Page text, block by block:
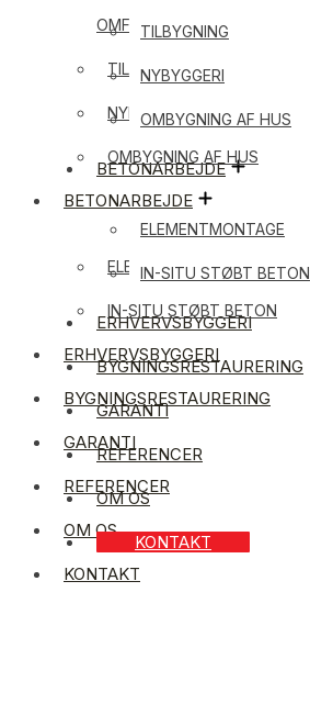
TILBYGNING
NYBYGGERI
OMBYGNING AF HUS
BETONARBEJDE
ELEMENTMONTAGE
IN-SITU STØBT BETON
ERHVERVSBYGGERI
BYGNINGSRESTAURERING
GARANTI
REFERENCER
OM OS
KONTAKT
OMFUGNING
TILBYGNING
NYBYGGERI
OMBYGNING AF HUS
BETONARBEJDE
ELEMENTMONTAGE
IN-SITU STØBT BETON
ERHVERVSBYGGERI
BYGNINGSRESTAURERING
GARANTI
REFERENCER
OM OS
KONTAKT